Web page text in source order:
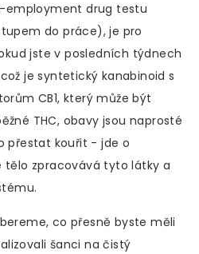
drug testu
do práce), je pro
jste v posledních týdnech
jesyntetický kanabinoid s
CB1, který může být
THC, obavy jsou naprosté
přestat kouřit - jde o
tělo zpracovává tyto látky a
co přesně byste měli
šanci na čistý